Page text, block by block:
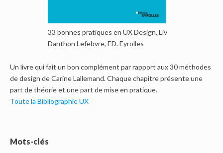
33 bonnes pratiques en UX Design, Liv
Danthon Lefebvre, ED. Eyrolles
Un livre qui fait un bon complément par rapport aux 30 méthodes
de design de Carine Lallemand. Chaque chapitre présente une
part de théorie et une part de mise en pratique.
Toute la Bibliographie UX
Mots-clés